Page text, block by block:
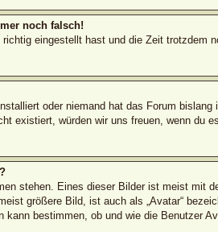
noch falsch!
eingestellt hast und die Zeit
oder niemand hat das Forum
existiert, würden wir uns freuen, wenn du
stehen. Eines dieser Bilder ist meist mit
größere Bild, ist auch als „Avatar“
bestimmen, ob und wie die Benutzer